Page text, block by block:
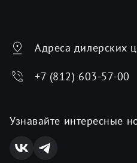
Адреса дилерских
+7 (812) 603-57-00
Узнавайте интересные